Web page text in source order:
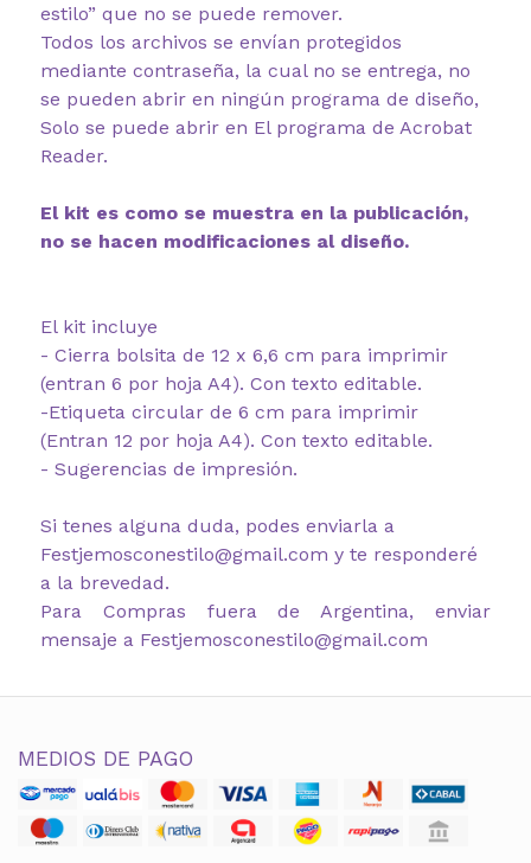
estilo” que no se puede remover.
Todos los archivos se envían protegidos
mediante contraseña, la cual no se entrega, no
se pueden abrir en ningún programa de diseño,
Solo se puede abrir en El programa de Acrobat
Reader.
El kit es como se muestra en la publicación,
no se hacen modificaciones al diseño.
El kit incluye
- Cierra bolsita de 12 x 6,6 cm para imprimir
(entran 6 por hoja A4). Con texto editable.
-Etiqueta circular de 6 cm para imprimir
(Entran 12 por hoja A4). Con texto editable.
- Sugerencias de impresión.
Si tenes alguna duda, podes enviarla a
Festjemosconestilo@gmail.com y te responderé
a la brevedad.
Para Compras fuera de Argentina, enviar
mensaje a Festjemosconestilo@gmail.com
MEDIOS DE PAGO